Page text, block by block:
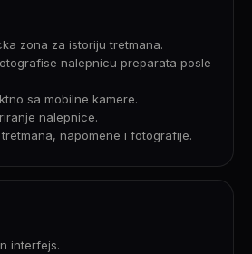
zona za istoriju tretmana.
nalepnicu preparata posle
sa mobilne kamere.
nalepnice.
napomene i fotografije.
interfejs.